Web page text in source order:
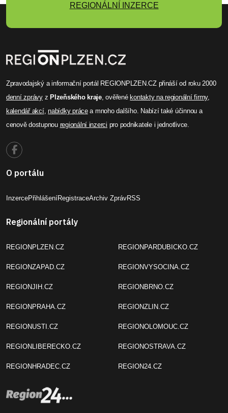
REGIONÁLNÍ INZERCE
Zpravodajský a informační portál REGIONPLZEN.CZ přináší od roku 2000
denní zprávyzPlzeňského kraje, ověřenékontakty na regionální firmy,
kalendář akcí,nabídky prácea mnoho dalšího. Nabízí také účinnou a
cenově dostupnou regionální inzerci pro podnikatele i jednotlivce.
O portálu
InzercePřihlášeníRegistraceArchiv ZprávRSS
Regionální portály
REGIONPLZEN.CZ
REGIONZAPAD.CZ
REGIONJIH.CZ
REGIONPRAHA.CZ
REGIONUSTI.CZ
REGIONLIBERECKO.CZ
REGIONHRADEC.CZ
REGIONPARDUBICKO.CZ
REGIONVYSOCINA.CZ
REGIONBRNO.CZ
REGIONZLIN.CZ
REGIONOLOMOUC.CZ
REGIONOSTRAVA.CZ
REGION24.CZ